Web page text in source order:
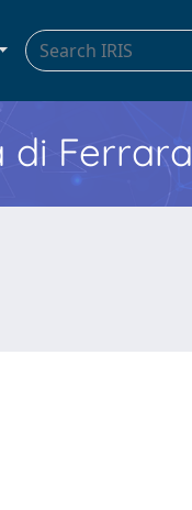
di Ferrara